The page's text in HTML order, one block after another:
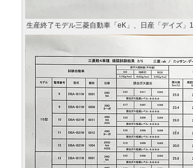
生産終了モデル三菱自動車「eK」、日産「デイズ」